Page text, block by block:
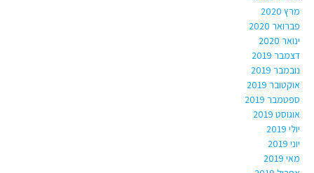
מרץ 2020
פברואר 2020
ינואר 2020
דצמבר 2019
נובמבר 2019
אוקטובר 2019
ספטמבר 2019
אוגוסט 2019
יולי 2019
יוני 2019
מאי 2019